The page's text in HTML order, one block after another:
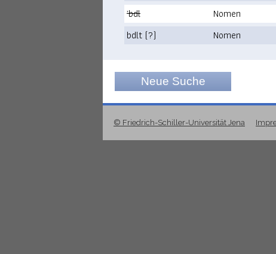
ʾbdl
Nomen
bdlt (?)
Nomen
Neue Suche
© Friedrich-Schiller-Universität Jena